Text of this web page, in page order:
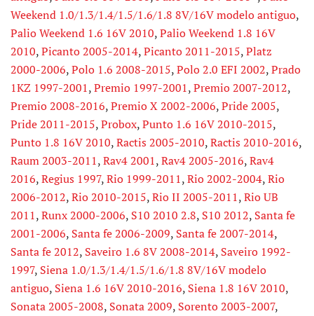
Weekend 1.0/1.3/1.4/1.5/1.6/1.8 8V/16V modelo antiguo,
Palio Weekend 1.6 16V 2010,Palio Weekend 1.8 16V
2010,Picanto 2005-2014,Picanto 2011-2015,Platz
2000-2006,Polo 1.6 2008-2015,Polo 2.0 EFI 2002,Prado
1KZ 1997-2001,Premio 1997-2001,Premio 2007-2012,
Premio 2008-2016,Premio X 2002-2006,Pride 2005,
Pride 2011-2015,Probox,Punto 1.6 16V 2010-2015,
Punto 1.8 16V 2010,Ractis 2005-2010,Ractis 2010-2016,
Raum 2003-2011,Rav4 2001,Rav4 2005-2016,Rav4
2016,Regius 1997,Rio 1999-2011,Rio 2002-2004,Rio
2006-2012,Rio 2010-2015,Rio II 2005-2011,Rio UB
2011,Runx 2000-2006, S10 2010 2.8, S10 2012, Santa fe
2001-2006, Santa fe 2006-2009, Santa fe 2007-2014,
Santa fe 2012, Saveiro 1.6 8V 2008-2014, Saveiro 1992-
1997, Siena 1.0/1.3/1.4/1.5/1.6/1.8 8V/16V modelo
antiguo, Siena 1.6 16V 2010-2016, Siena 1.8 16V 2010,
Sonata 2005-2008, Sonata 2009, Sorento 2003-2007,